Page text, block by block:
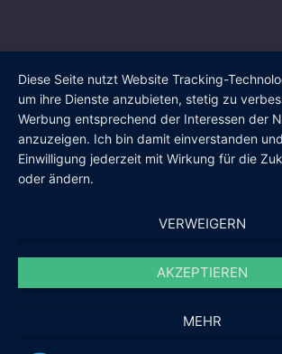
Diese Seite nutzt Website Tracking-
um ihre Dienste anzubieten, stetig zu
Werbung entsprechend der Interessen der
anzuzeigen. Ich bin damit einverstanden
Einwilligung jederzeit mit Wirkung für die
oder ändern.
VERWEIGERN
AKZEPTIEREN
MEHR